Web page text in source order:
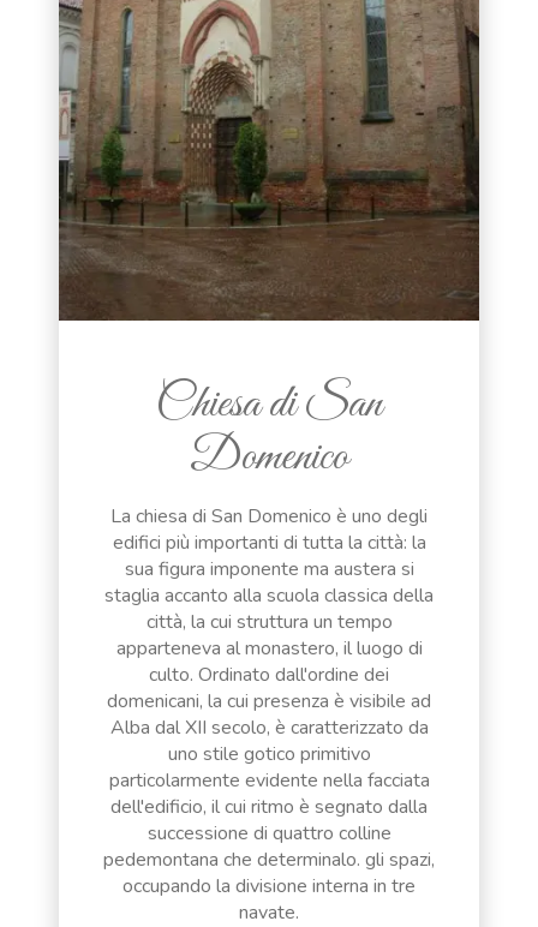
Chiesa di San
Domenico
La chiesa di San Domenico è uno degli
edifici più importanti di tutta la città: la
sua figura imponente ma austera si
staglia accanto alla scuola classica della
città, la cui struttura un tempo
apparteneva al monastero, il luogo di
culto. Ordinato dall'ordine dei
domenicani, la cui presenza è visibile ad
Alba dal XII secolo, è caratterizzato da
uno stile gotico primitivo
particolarmente evidente nella facciata
dell'edificio, il cui ritmo è segnato dalla
successione di quattro colline
pedemontana che determinalo. gli spazi,
occupando la divisione interna in tre
navate.